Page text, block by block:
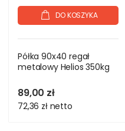
DO KOSZYKA
Półka 90x40 regał
metalowy Helios 350kg
89,00 zł
72,36 zł netto